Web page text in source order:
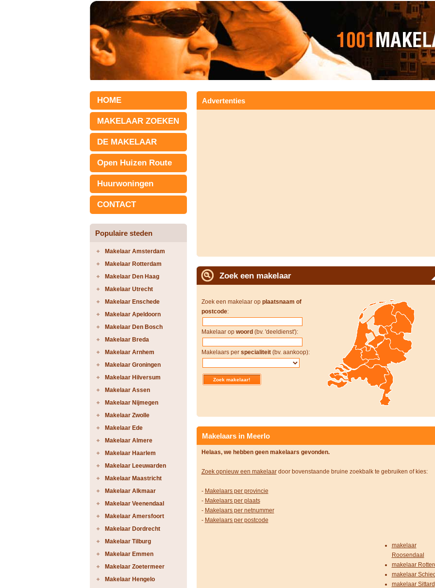
HOME
MAKELAAR ZOEKEN
DE MAKELAAR
Open Huizen Route
Huurwoningen
CONTACT
Populaire steden
Makelaar Amsterdam
Makelaar Rotterdam
Makelaar Den Haag
Makelaar Utrecht
Makelaar Enschede
Makelaar Apeldoorn
Makelaar Den Bosch
Makelaar Breda
Makelaar Arnhem
Makelaar Groningen
Makelaar Hilversum
Makelaar Assen
Makelaar Nijmegen
Makelaar Zwolle
Makelaar Ede
Makelaar Almere
Makelaar Haarlem
Makelaar Leeuwarden
Makelaar Maastricht
Makelaar Alkmaar
Makelaar Veenendaal
Makelaar Amersfoort
Makelaar Dordrecht
Makelaar Tilburg
Makelaar Emmen
Makelaar Zoetermeer
Makelaar Hengelo
Advertenties
Zoek een makelaar
Zoek een makelaar op plaatsnaam of
postcode:
Makelaar op woord (bv. 'deeldienst'):
Makelaars per specialiteit(bv. aankoop):
Makelaars in Meerlo
Helaas, we hebben geen makelaars gevonden.
Zoek opnieuw een makelaardoor bovenstaande bruine zoekbalk te gebruiken of kies:
- Makelaars per provincie
- Makelaars per plaats
- Makelaars per netnummer
- Makelaars per postcode
makelaar
Roosendaal
makelaar
makelaar
makelaar Sittard